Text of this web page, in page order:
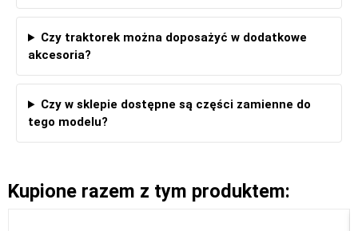
Czy traktorek można doposażyć w dodatkowe
akcesoria?
Czy w sklepie dostępne są części zamienne do
tego modelu?
Kupione razem z tym produktem: